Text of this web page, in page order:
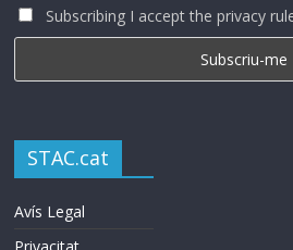
Subscribing I accept the privacy
STAC.cat
Avís Legal